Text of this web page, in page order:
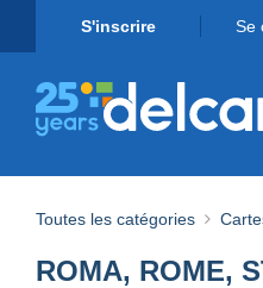
S'inscrire Se
Toutes les catégories
ROMA, ROME,